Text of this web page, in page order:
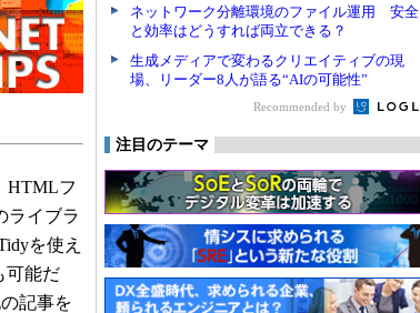
HTMLフ
ライブラ
を使え
可能だ
記事を
ネットワーク分離環境のファイル運用 安全
と効率はどうすれば両立できる？
生成メディアで変わるクリエイティブの現
場、リーダー8人が語る“AIの可能性”
Recommended by
注目のテーマ